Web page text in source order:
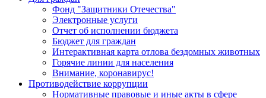
Фонд "Защитники Отечества"
Электронные услуги
Отчет об исполнении бюджета
Бюджет для граждан
Интерактивная карта отлова бездомных животных
Горячие линии для населения
Внимание, коронавирус!
Противодействие коррупции
Нормативные правовые и иные акты в сфере